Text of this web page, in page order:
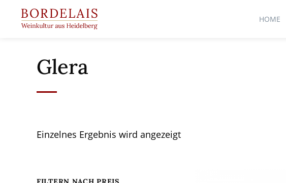
HOME
Glera
Einzelnes Ergebnis wird angezeigt